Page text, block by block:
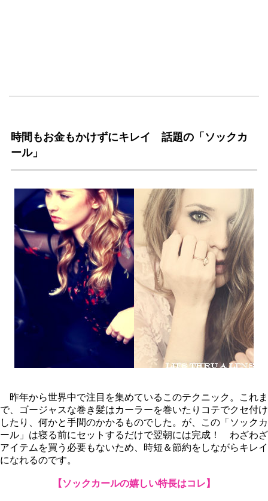
時間もお金もかけずにキレイ 話題の「ソックカ
ール」
昨年から世界中で注目を集めているこのテクニック。これま
で、ゴージャスな巻き髪はカーラーを巻いたりコテでクセ付け
したり、何かと手間のかかるものでした。が、この「ソックカ
ール」は寝る前にセットするだけで翌朝には完成！ わざわざ
アイテムを買う必要もないため、時短＆節約をしながらキレイ
になれるのです。
【ソックカールの嬉しい特長はコレ】